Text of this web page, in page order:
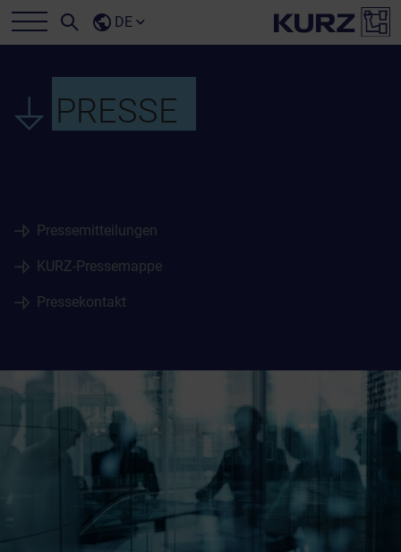
DE
PRESSE
Pressemitteilungen
KURZ-Pressemappe
Pressekontakt